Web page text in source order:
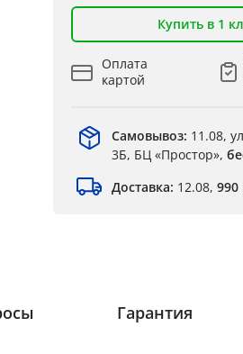
Купить в 1
Оплата
картой
Самовывоз: 11.08,
3Б, БЦ «Простор»,
Доставка: 12.08, 990
Гарантия